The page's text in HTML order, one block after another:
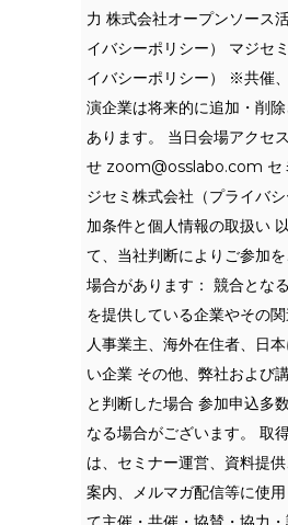
力 株式会社オープンソース
イバシーポリシー） マジセ
イバシーポリシー） ※共催
演企業は将来的に追加・削
あります。 当日会場アクセ
せ zoom@osslabo.com セ
ジセミ株式会社（プライバ
加条件と個人情報の取扱い
て、当社判断によりご参加を
場合があります： 競合とな
を提供している企業やその
人事業主、海外在住者、日
い企業 その他、弊社および
と判断した場合 参加申込多
なる場合がございます。 取
は、セミナー運営、資料提
案内、メルマガ配信等に使